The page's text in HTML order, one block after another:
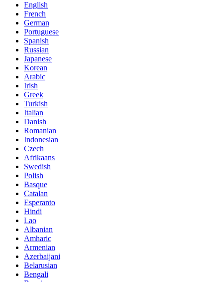
English
French
German
Portuguese
Spanish
Russian
Japanese
Korean
Arabic
Irish
Greek
Turkish
Italian
Danish
Romanian
Indonesian
Czech
Afrikaans
Swedish
Polish
Basque
Catalan
Esperanto
Hindi
Lao
Albanian
Amharic
Armenian
Azerbaijani
Belarusian
Bengali